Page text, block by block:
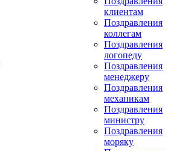
клиентам
Поздравления
коллегам
Поздравления
логопеду
Поздравления
менеджеру
Поздравления
механикам
Поздравления
министру
Поздравления
моряку